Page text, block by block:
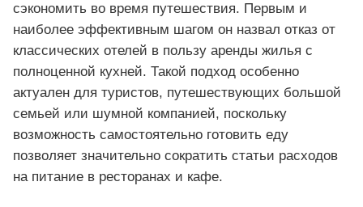
сэкономить во время путешествия. Первым и
наиболее эффективным шагом он назвал отказ от
классических отелей в пользу аренды жилья с
полноценной кухней. Такой подход особенно
актуален для туристов, путешествующих большой
семьей или шумной компанией, поскольку
возможность самостоятельно готовить еду
позволяет значительно сократить статьи расходов
на питание в ресторанах и кафе.